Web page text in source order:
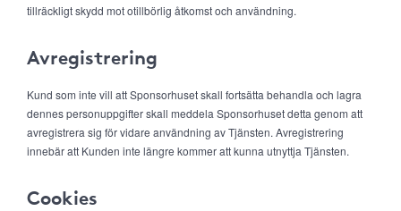
tillräckligt skydd mot otillbörlig åtkomst och användning.
Avregistrering
Kund som inte vill att Sponsorhuset skall fortsätta behandla och lagra
dennes personuppgifter skall meddela Sponsorhuset detta genom att
avregistrera sig för vidare användning av Tjänsten. Avregistrering
innebär att Kunden inte längre kommer att kunna utnyttja Tjänsten.
Cookies